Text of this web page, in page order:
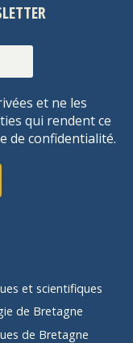
et ne les
qui rendent ce
de confidentialité.
et scientifiques
de Bretagne
de Bretagne